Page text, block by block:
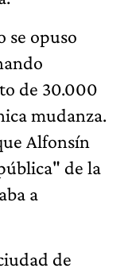
se opuso
de 30.000
mudanza.
Alfonsín
de la
a
de